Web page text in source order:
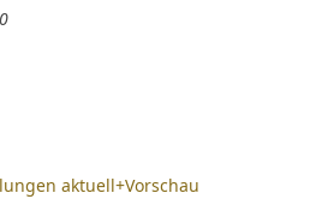
aktuell+Vorschau